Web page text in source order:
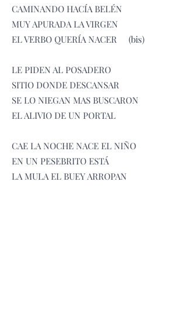
CAMINANDO HACÍA BELÉN
MUY APURADA LA VIRGEN
EL VERBO QUERÍA NACER (bis)
LE PIDEN AL POSADERO
SITIO DONDE DESCANSAR
SE LO NIEGAN MAS BUSCARON
EL ALIVIO DE UN PORTAL
CAE LA NOCHE NACE EL NIÑO
EN UN PESEBRITO ESTÁ
LA MULA EL BUEY ARROPAN